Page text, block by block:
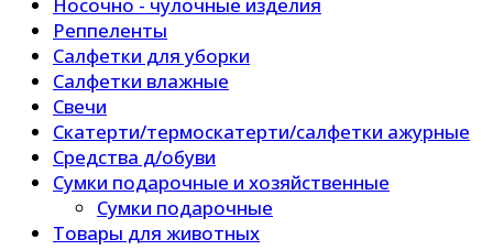
Реппеленты
Салфетки для уборки
Салфетки влажные
Свечи
Скатерти/термоскатерти/салфетки ажурные
Средства д/обуви
Сумки подарочные и хозяйственные
Сумки подарочные
Товары для животных